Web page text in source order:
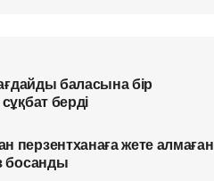
баласына бір
берді
перзентханаға жете алмаған
босанды